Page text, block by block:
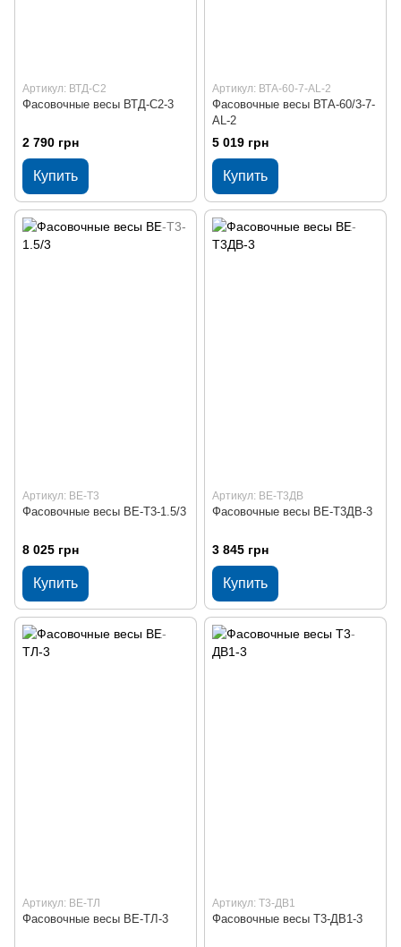
Артикул: ВТД-С2
Фасовочные весы ВТД-С2-3
2 790 грн
Купить
Артикул: ВТА-60-7-АL-2
Фасовочные весы ВТА-60/3-7-
АL-2
5 019 грн
Купить
Артикул: ВЕ-Т3
Фасовочные весы ВЕ-Т3-1.5/3
8 025 грн
Купить
Артикул: ВЕ-Т3ДВ
Фасовочные весы ВЕ-Т3ДВ-3
3 845 грн
Купить
Артикул: ВЕ-ТЛ
Фасовочные весы ВЕ-ТЛ-3
Артикул: Т3-ДВ1
Фасовочные весы Т3-ДВ1-3